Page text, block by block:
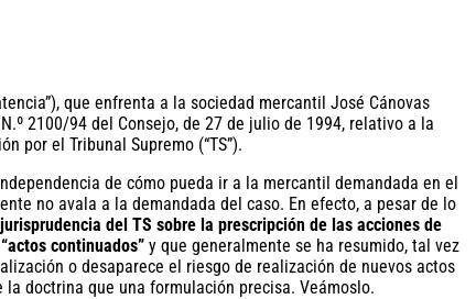
que enfrenta a la sociedad mercantil José Cánovas
2100/94 del Consejo, de 27 de julio de 1994, relativo a la
por el Tribunal Supremo (“TS”).
de cómo pueda ir a la mercantil demandada en el
no avala a la demandada del caso. En efecto, a pesar de lo
del TS sobre la prescripción de las acciones de
continuados” y que generalmente se ha resumido, tal vez
o desaparece el riesgo de realización de nuevos actos
doctrina que una formulación precisa. Veámoslo.